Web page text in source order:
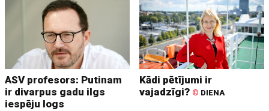
ASV profesors: Putinam
ir divarpus gadu ilgs
iespēju logs
Kādi pētījumi ir
vajadzīgi? © DIENA